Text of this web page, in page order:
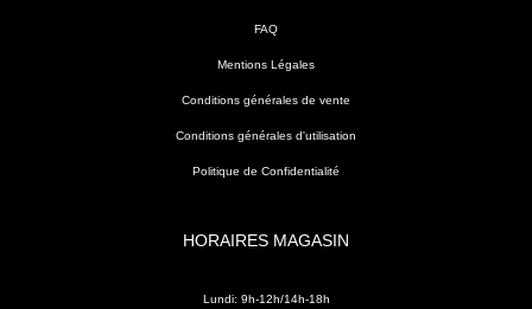
FAQ
Mentions Légales
Conditions générales de vente
Conditions générales d'utilisation
Politique de Confidentialité
HORAIRES MAGASIN
Lundi: 9h-12h/14h-18h